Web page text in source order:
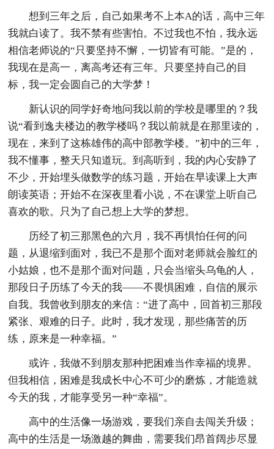
想到三年之后，自己如果考不上本A的话，高中三年
我就白读了。我不禁有些害怕。不过我也不怕，我永远
相信老师说的“只要坚持不懈，一切皆有可能。”是的，
我现在是高一，离高考还有三年。只要坚持自己的目
标，我一定会圆自己的大学梦！
新认识的同学好奇地问我以前的学校是哪里的？我
说“看到逸夫楼边的教学楼吗？我以前就是在那里读的，
现在，来到了这栋雄伟的高中部教学楼。”初中的三年，
我不懂事，整天只知道玩。到高听到，我的内心安静了
不少，开始埋头做数学的练习题，开始在早读课上大声
朗读英语；开始不在深夜里看小说，不在课堂上听自己
喜欢的歌。只为了自己想上大学的梦想。
历经了初三那黑色的六月，我不再惧怕任何的问
题，从退缩到面对，我已不是那个面对老师就会脸红的
小姑娘，也不是那个面对问题，只会当缩头乌龟的人，
那段日子历练了今天的我——不畏惧困难，自信的展示
自我。我曾收到朋友的来信：“进了高中，回首初三那段
紧张、艰难的日子。此时，我才发现，那些痛苦的历
练，原来是一种幸福。”
或许，我做不到朋友那种把困难当作幸福的境界。
但我相信，困难是我成长中心不可少的磨炼，才能造就
今天的我，才能享受另一种“幸福”。
高中的生活像一场游戏，要我们亲自去闯关升级；
高中的生活是一场激越的舞曲，需要我们昂首阔步尽显